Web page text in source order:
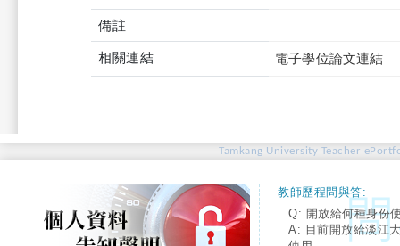
備註
相關連結 電子學位論文連結
Tamkang University Teacher
教師歷程問與答:
Q: 開放給何種身份
A: 目前開放給淡江